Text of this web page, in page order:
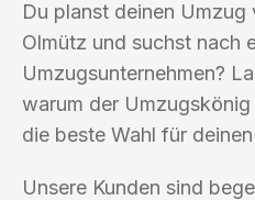
Du planst deinen Umzug
Olmütz und suchst nach
Umzugsunternehmen?
warum der
die beste Wahl für
Unsere Kunden sind